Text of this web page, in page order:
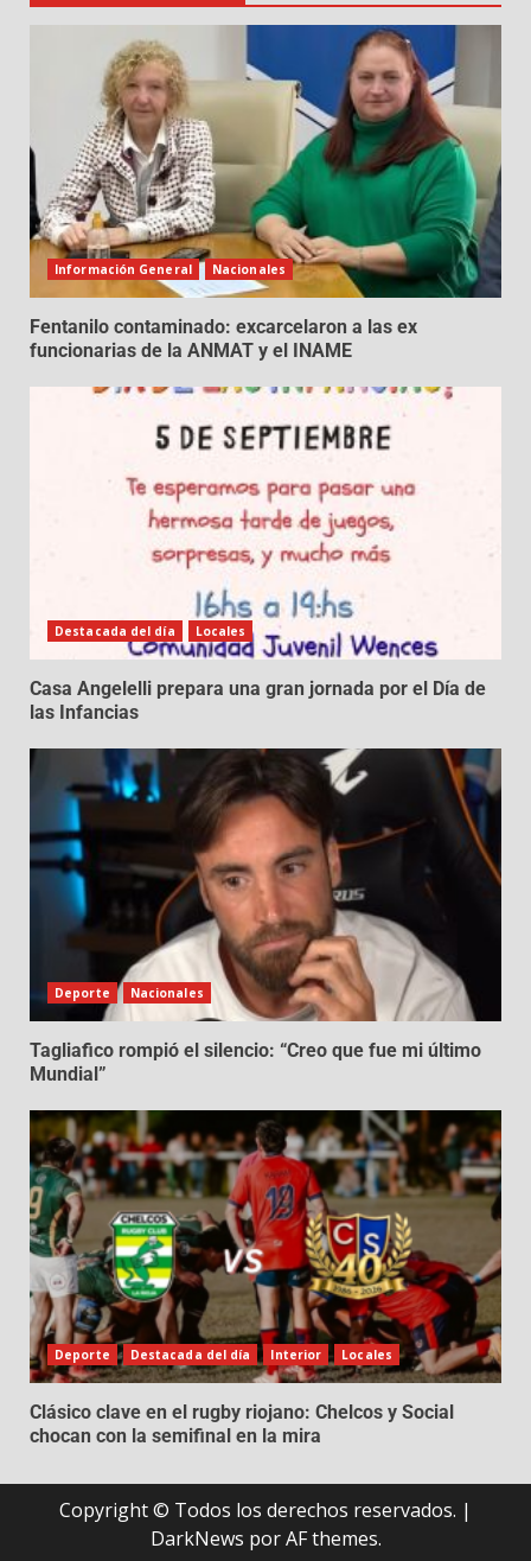
Información General Nacionales
Fentanilo contaminado: excarcelaron a las ex
funcionarias de la ANMAT y el INAME
Destacada del día Locales
Casa Angelelli prepara una gran jornada por el Día de
las Infancias
Deporte Nacionales
Tagliafico rompió el silencio: “Creo que fue mi último
Mundial”
Deporte Destacada del día Interior Locales
Clásico clave en el rugby riojano: Chelcos y Social
chocan con la semifinal en la mira
Copyright © Todos los derechos reservados. |
DarkNews por AF themes.